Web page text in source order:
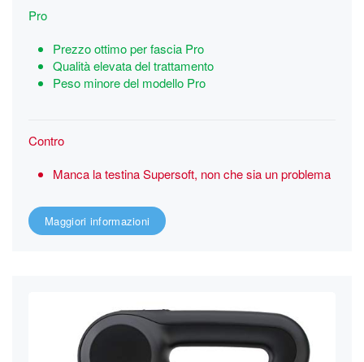
Pro
Prezzo ottimo per fascia Pro
Qualità elevata del trattamento
Peso minore del modello Pro
Contro
Manca la testina Supersoft, non che sia un problema
Maggiori informazioni